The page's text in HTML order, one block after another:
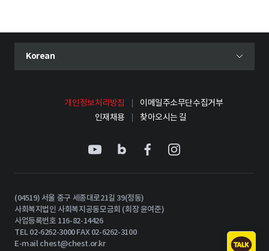
언어 선택 메뉴 열기
현재 선택된 언어
Korean
개인정보처리방침
이메일주소무단수집거부
인재채용
찾아오시는 길
(04519) 서울 중구 세종대로21길 39(정동)
사회복지법인 사회복지공동모금회 (회장 윤여준)
사업등록번호 116-82-14426
TEL 02-6262-3000 FAX 02-6262-3100
E-mailchest@chest.or.kr